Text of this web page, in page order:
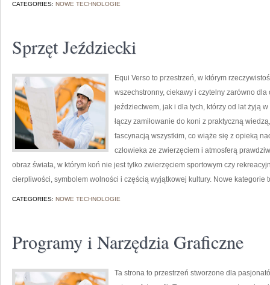
CATEGORIES: NOWE TECHNOLOGIE
Sprzęt Jeździecki
Equi Verso to przestrzeń, w którym
wszechstronny, ciekawy i czytelny zarówno
jeździectwem, jak i dla tych, którzy od lat żyją
łączy zamiłowanie do koni z praktyczną
fascynacją wszystkim, co wiąże się z opieką
człowieka ze zwierzęciem i atmosferą
obraz świata, w którym koń nie jest tylko zwierzęciem sportowym czy
cierpliwości, symbolem wolności i częścią wyjątkowej kultury. Nowe kategorie
CATEGORIES: NOWE TECHNOLOGIE
Programy i Narzędzia Graficzne
Ta strona to przestrzeń stworzone dla